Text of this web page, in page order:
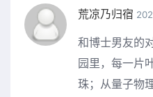
荒凉乃归宿
和博士男友的
园里，每一片
珠；从量子物